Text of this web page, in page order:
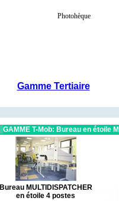
Photohèque
Gamme Tertiaire
GAMME T-Mob: Bureau en étoile
Bureau MULTIDISPATCHER
en étoile 4 postes